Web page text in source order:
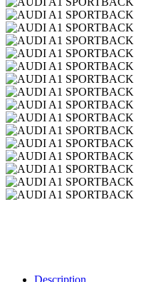
Description